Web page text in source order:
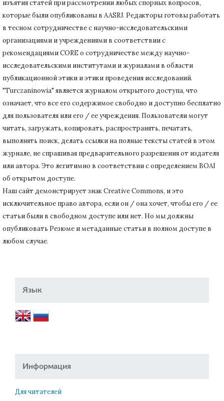
изъятия статей при рассмотрении любых спорных вопросов,
которые были опубликованы в AASRJ. Редакторы готовыработать
в тесном сотрудничестве с научно-исследовательскими
организациями и учреждениями в соответствии с
рекомендациями CORE о сотрудничестве между научно-
исследовательскими институтами и журналами в области
публикационной этики и этики проведения исследований.
"Turczaninowia" является журналом открытого доступа, что
означает, что все его содержимое свободно и доступно бесплатно
для пользователя или его / ее учреждения. Пользователи могут
читать, загружать, копировать, распространять, печатать,
выполнять поиск, делать ссылки на полные тексты статей в этом
журнале, не спрашивая предварительного разрешения от издателя
или автора. Это легитимно в соответствии с определением BOAI
об открытом доступе.
Наш сайт демонстрирует знак Creative Commons, и это
исключительное право автора, если он / она хочет, чтобы его / ее
статьи были в свободном доступе или нет. Но мы должны
опубликовать Резюме и метаданные статьи в полном доступе в
любом случае.
Язык
Информация
Для читателей